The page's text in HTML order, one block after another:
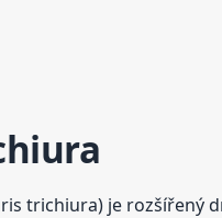
trichiura) je rozšířený